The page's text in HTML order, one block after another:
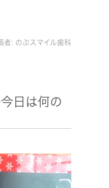
者: のぶスマイル歯科
日は何の